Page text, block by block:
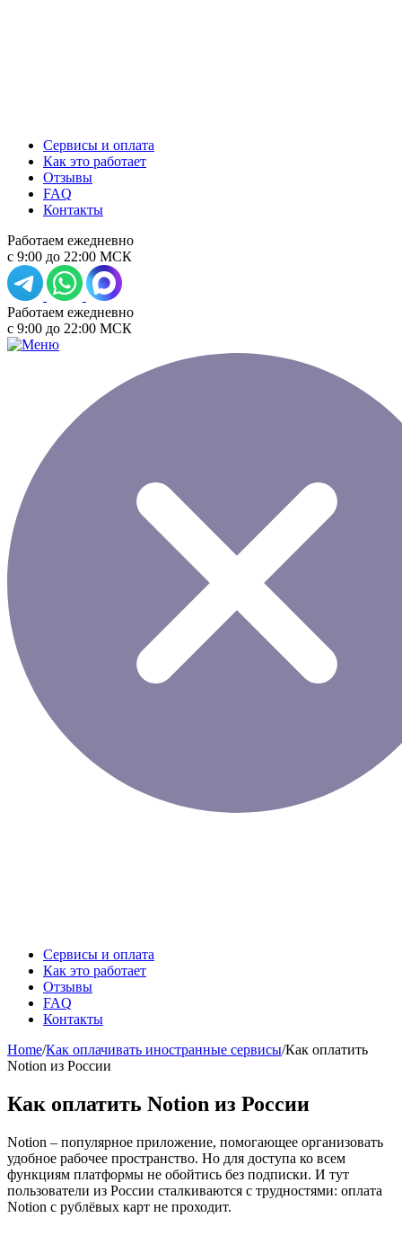
Сервисы и оплата
Как это работает
Отзывы
FAQ
Контакты
Работаем ежедневно
с 9:00 до 22:00 МСК
Работаем ежедневно
с 9:00 до 22:00 МСК
Сервисы и оплата
Как это работает
Отзывы
FAQ
Контакты
Home/Как оплачивать иностранные сервисы/Как оплатить
Notion из России
Как оплатить Notion из России
Notion – популярное приложение, помогающее организовать
удобное рабочее пространство. Но для доступа ко всем
функциям платформы не обойтись без подписки. И тут
пользователи из России сталкиваются с трудностями: оплата
Notion с рублёвых карт не проходит.